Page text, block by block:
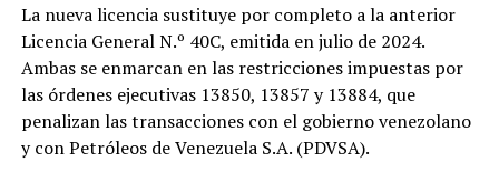
La nueva licencia sustituye por completo a la anterior
Licencia General N.º 40C, emitida en julio de 2024.
Ambas se enmarcan en las restricciones impuestas por
las órdenes ejecutivas 13850, 13857 y 13884, que
penalizan las transacciones con el gobierno venezolano
y con Petróleos de Venezuela S.A. (PDVSA).